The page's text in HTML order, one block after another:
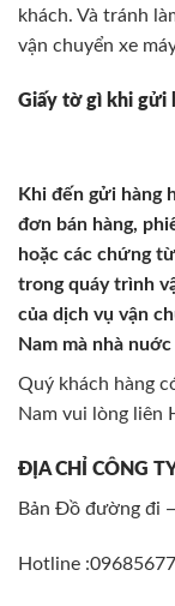
khách. Và tránh
vận chuyển xe
Giấy tờ gì khi gửi
Khi đến gửi hàng
đơn bán hàng,
hoặc các chứng
trong quáy trình
của dịch vụ vận
Nam mà nhà
Quý khách hàng
Nam vui lòng liên
ĐỊA CHỈ CÔNG
Bản Đồ đường đi
Hotline